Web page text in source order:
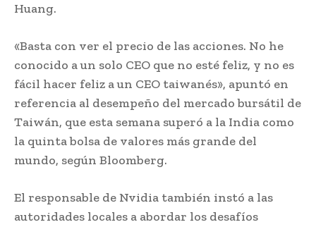
Huang.
«Basta con ver el precio de las acciones. No he
conocido a un solo CEO que no esté feliz, y no es
fácil hacer feliz a un CEO taiwanés», apuntó en
referencia al desempeño del mercado bursátil de
Taiwán, que esta semana superó a la India como
la quinta bolsa de valores más grande del
mundo, según Bloomberg.
El responsable de Nvidia también instó a las
autoridades locales a abordar los desafíos